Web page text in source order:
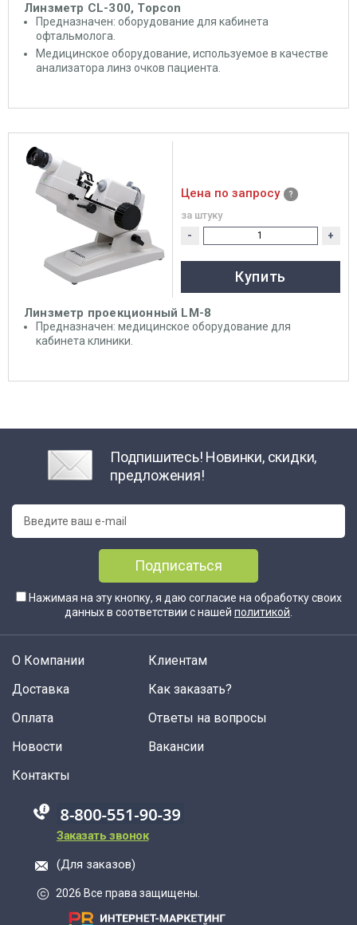
Линзметр CL-300, Topcon
Предназначен: оборудование для кабинета
офтальмолога.
Медицинское оборудование, используемое в качестве
анализатора линз очков пациента.
Линзметр проекционный LM-8
Предназначен: медицинское оборудование для
кабинета клиники.
Цена по запросу
за штуку
- +
Купить
Подпишитесь! Новинки, скидки,
предложения!
Подписаться
Нажимая на эту кнопку, я даю согласие на обработку своих
данных в соответствии с нашей политикой
О Компании
Доставка
Оплата
Новости
Клиентам
Как заказать?
Ответы на вопросы
Вакансии
Контакты
88005555550
Заказать звонок
(Для заказов)
2026 Все права защищены.